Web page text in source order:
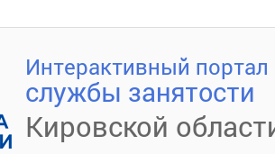
Интерактивный портал
службы занятости
Кировской